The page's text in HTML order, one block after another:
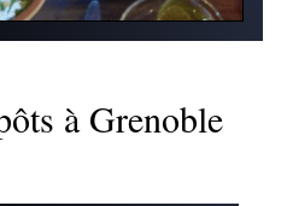
à Grenoble